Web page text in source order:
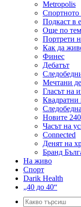
Metropolis
Спортното
Подкаст в
Още по
Портрети
Как да
Финес
Дебатът
Мечтани
Гласът на
Квадратни
Новите
Часът на
Connected
Денят на
Бранд
На живо
Спорт
Darik Health
„40 до 40“